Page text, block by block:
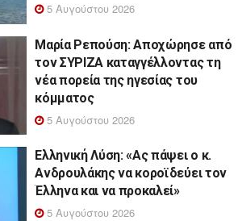
5 Αυγούστου 2026
Μαρία Ρεπούση: Αποχώρησε από
τον ΣΥΡΙΖΑ καταγγέλλοντας τη
νέα πορεία της ηγεσίας του
κόμματος
5 Αυγούστου 2026
Ελληνική Λύση: «Ας πάψει ο κ.
Ανδρουλάκης να κοροϊδεύει τον
Έλληνα και να προκαλεί»
5 Αυγούστου 2026